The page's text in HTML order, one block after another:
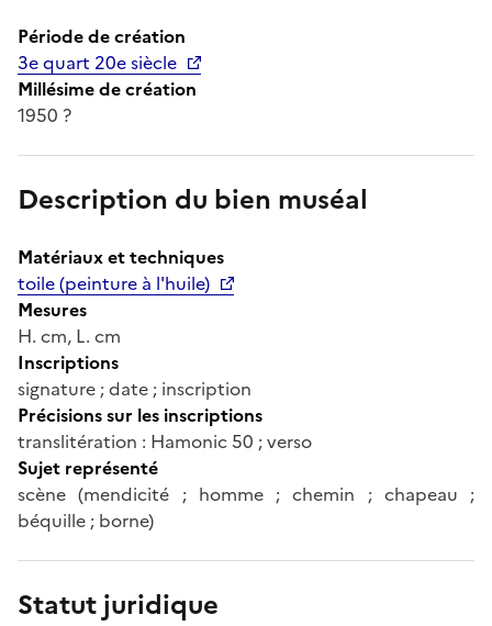
Période de création
3e quart 20e siècle
Millésime de création
1950 ?
Description du bien muséal
Matériaux et techniques
toile (peinture à l'huile)
Mesures
H. cm, L. cm
Inscriptions
signature ; date ; inscription
Précisions sur les inscriptions
translitération : Hamonic 50 ; verso
Sujet représenté
scène (mendicité ; homme ; chemin ; chapeau ;
béquille ; borne)
Statut juridique